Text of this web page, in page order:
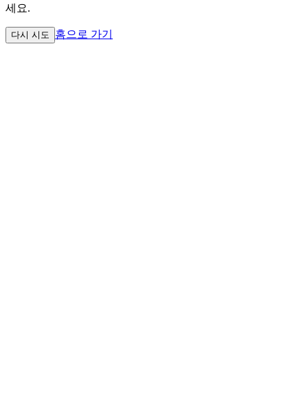
세요.
다시 시도 홈으로 가기